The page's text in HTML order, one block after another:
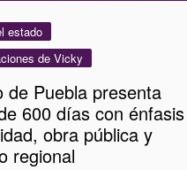
estado
de Vicky
de Puebla presenta
600 días con énfasis
obra pública y
regional